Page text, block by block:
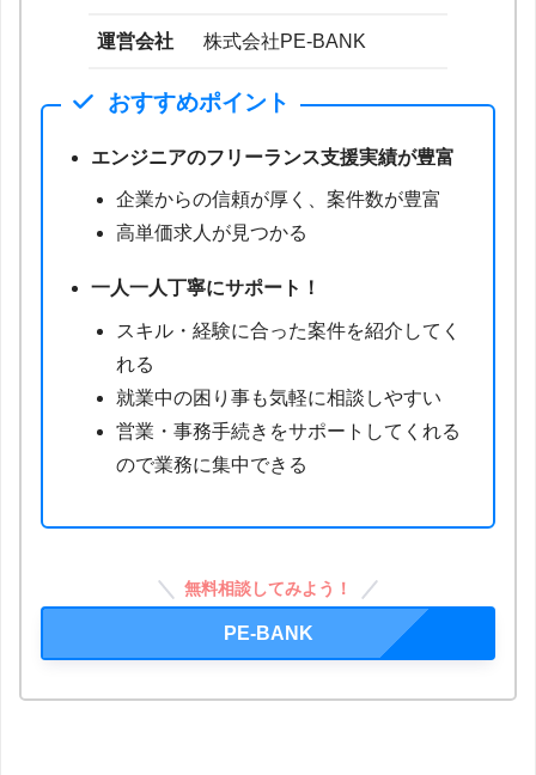
運営会社 株式会社PE-BANK
おすすめポイント
エンジニアのフリーランス支援実績が豊富
企業からの信頼が厚く、案件数が豊富
高単価求人が見つかる
一人一人丁寧にサポート！
スキル・経験に合った案件を紹介してく
れる
就業中の困り事も気軽に相談しやすい
営業・事務手続きをサポートしてくれる
ので業務に集中できる
無料相談してみよう！
PE-BANK